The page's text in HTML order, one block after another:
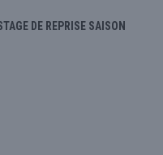
DE REPRISE SAISON